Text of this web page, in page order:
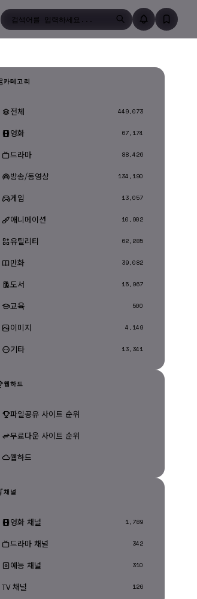
검색
카테고리
전체 449,073
영화 67,174
드라마 88,426
방송/동영상 134,190
게임 13,057
애니메이션 10,902
유틸리티 62,285
만화 39,082
도서 15,967
교육 500
이미지 4,149
기타 13,341
웹하드
파일공유 사이트 순위
무료다운 사이트 순위
웹하드
채널
영화 채널 1,789
드라마 채널 342
예능 채널 310
TV 채널 126